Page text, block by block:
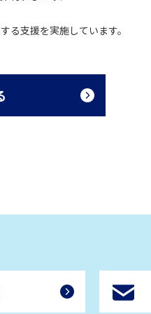
る支援を実施しています。